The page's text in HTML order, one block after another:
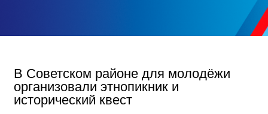
В Советском районе для молодёжи
организовали этнопикник и
исторический квест